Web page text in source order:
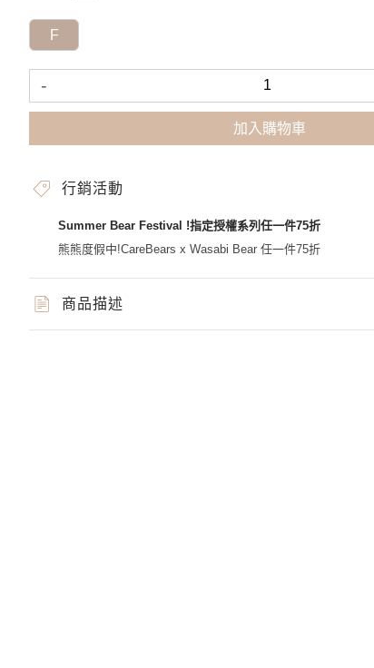
F
-
加入購物車
行銷活動
Summer Bear Festival !指定授權系列任一件75折
熊熊度假中!CareBears x Wasabi Bear 任一件75折
商品描述